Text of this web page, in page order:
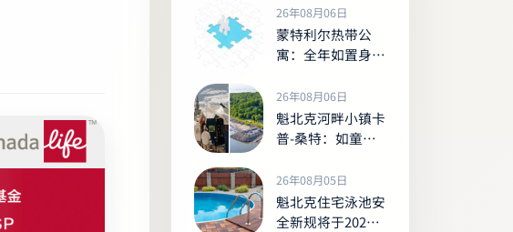
26年08月06日
蒙特利尔热带公
寓：全年如置身室
Tropiques Nord
26年08月06日
魁北克河畔小镇卡
普-桑特：如童话
26年08月05日
魁北克住宅泳池安
全新规将于2027